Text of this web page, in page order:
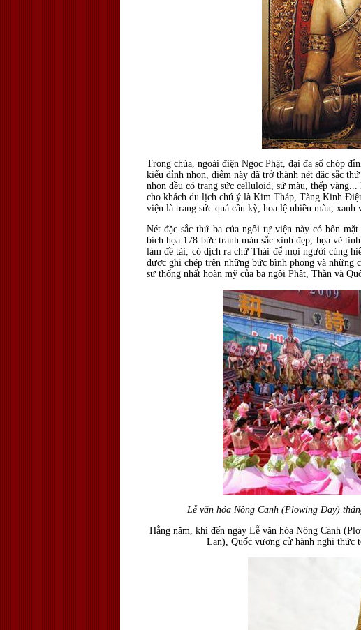
Trong chùa, ngoài điện Ngọc Phật, đại đa số chóp
kiểu đỉnh nhọn, điểm này đã trở thành nét đặc sắc
nhọn đều có trang sức celluloid, sứ màu, thếp
cho khách du lịch chú ý là Kim Tháp, Tàng Kinh
viện là trang sức quá cầu kỳ, hoa lệ nhiều màu, xanh
Nét đặc sắc thứ ba của ngôi tự viện này có bốn
bích họa 178 bức tranh màu sắc xinh đẹp, họa vẽ
làm đề tài, có dịch ra chữ Thái để mọi người cùng
được ghi chép trên những bức bình phong và những
sự thống nhất hoàn mỹ của ba ngôi Phật, Thần và
Lễ văn hóa Nông Canh (Plowing Day)
Hằng năm, khi đến ngày Lễ văn hóa Nông Canh
Lan), Quốc vương cử hành nghi thức